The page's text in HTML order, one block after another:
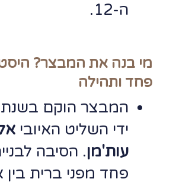
ה-12.
מי בנה את המבצר?
פחד ותהילה
ידי השליט האיובי
עות'מן. הסיבה
פחד מפני ברית בין